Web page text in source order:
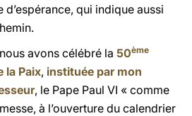
d’espérance, qui indique aussi
avons célébré la 50ème
la Paix, instituée par mon
, le Pape Paul VI « comme
à l’ouverture du calendrier